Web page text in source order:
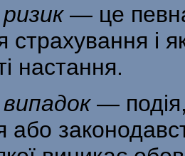
— це
страхування і
настання.
—
або